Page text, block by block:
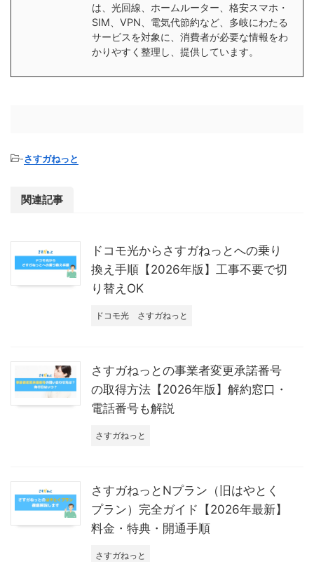
は、光回線、ホームルーター、格安スマホ・
SIM、VPN、電気代節約など、多岐にわたる
サービスを対象に、消費者が必要な情報をわ
かりやすく整理し、提供しています。
-さすガねっと
関連記事
ドコモ光からさすガねっとへの乗り
換え手順【2026年版】工事不要で切
り替えOK
ドコモ光 さすガねっと
さすガねっとの事業者変更承諾番号
の取得方法【2026年版】解約窓口・
電話番号も解説
さすガねっと
さすガねっとNプラン（旧はやとく
プラン）完全ガイド【2026年最新】
料金・特典・開通手順
さすガねっと